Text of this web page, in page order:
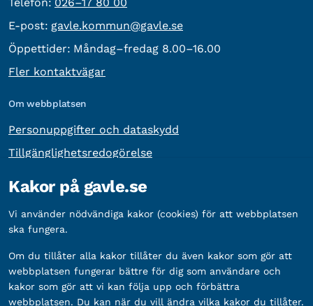
E-post: E-post:
gavle.kommun@gavle.se
Öppettider: Måndag–fredag 8.00–16.00
Fler kontaktvägar
Om webbplatsen
Personuppgifter och dataskydd
Tillgänglighetsredogörelse
Om webbplatsen
Länkar
Medarbetare
Kommunal anslagstavla
Suomeksi
Kakor på gavle.se
Vi använder nödvändiga kakor (cookies) för att webbplatsen
ska fungera.
Om du tillåter alla kakor tillåter du även kakor som gör att
webbplatsen fungerar bättre för dig som användare och
kakor som gör att vi kan följa upp och förbättra
webbplatsen. Du kan när du vill ändra vilka kakor du tillåter.